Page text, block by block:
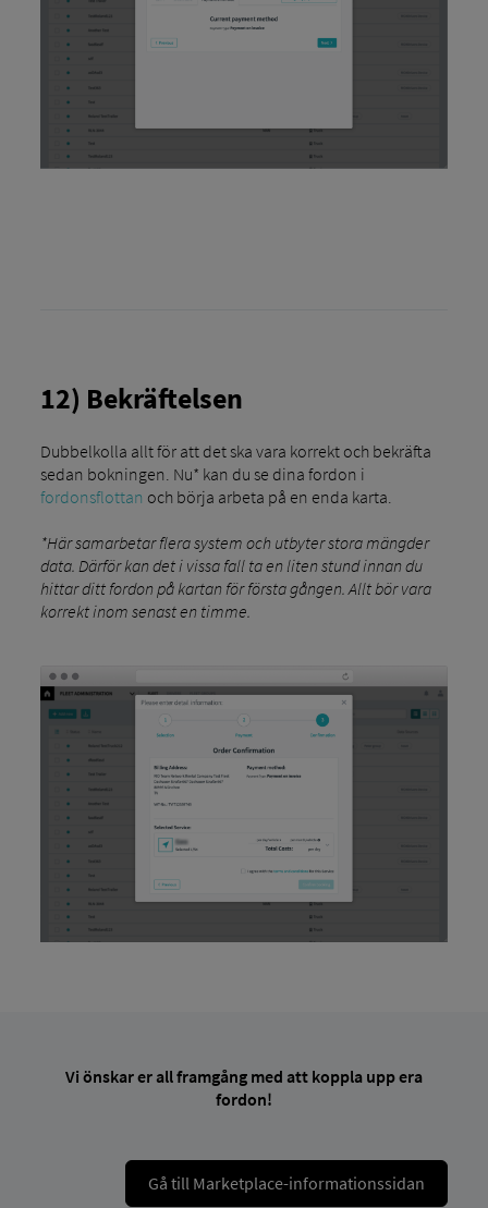
12) Bekräftelsen
Dubbelkolla allt för att det ska vara korrekt och bekräfta
sedan bokningen. Nu* kan du se dina fordon i
fordonsflottan och börja arbeta på en enda karta.
*Här samarbetar flera system och utbyter stora mängder
data. Därför kan det i vissa fall ta en liten stund innan du
hittar ditt fordon på kartan för första gången. Allt bör vara
korrekt inom senast en timme.
Vi önskar er all framgång med att koppla upp era
fordon!
Gå till Marketplace-informationssidan